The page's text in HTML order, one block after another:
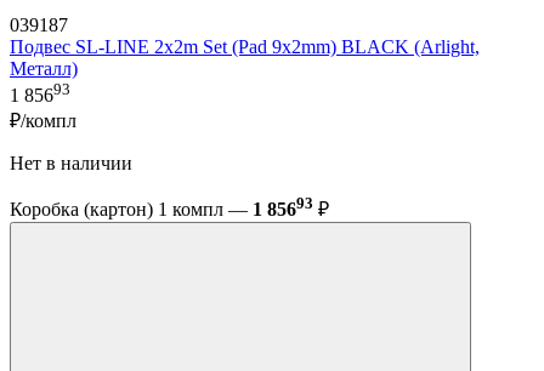
039187
Подвес SL-LINE 2x2m Set (Pad 9x2mm) BLACK (Arlight,
Металл)
1 85693
₽/компл
Нет в наличии
Коробка (картон) 1 компл — 1 85693 ₽